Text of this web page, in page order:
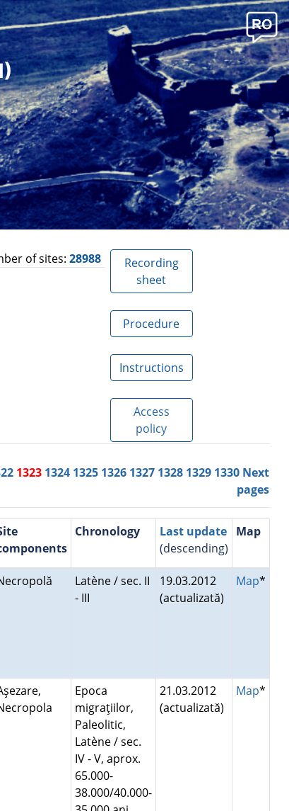
of sites: 28988
Recording
sheet
Procedure
Instructions
Access
policy
1323 1324 1325 1326 1327 1328 1329 1330 Next
pages
Chronology
Last update
(descending)
Map
Latène / sec. II
- III
19.03.2012
(actualizată)
Map*
Epoca
migraţiilor,
Paleolitic,
Latène / sec.
IV - V, aprox.
65.000-
38.000/40.000-
21.03.2012
(actualizată)
Map*